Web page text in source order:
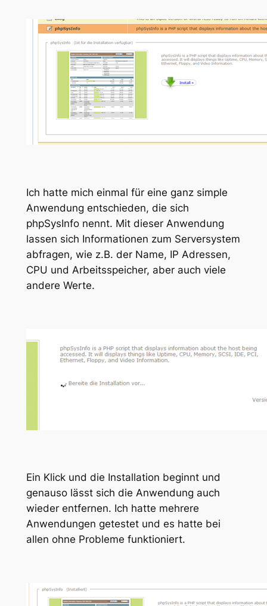
Ich hatte mich einmal für eine ganz simple
Anwendung entschieden, die sich
phpSysInfo nennt. Mit dieser Anwendung
lassen sich Informationen zum Serversystem
abfragen, wie z.B. der Name, IP Adressen,
CPU und Arbeitsspeicher, aber auch viele
andere Werte.
Ein Klick und die Installation beginnt und
genauso lässt sich die Anwendung auch
wieder entfernen. Ich hatte mehrere
Anwendungen getestet und es hatte bei
allen ohne Probleme funktioniert.